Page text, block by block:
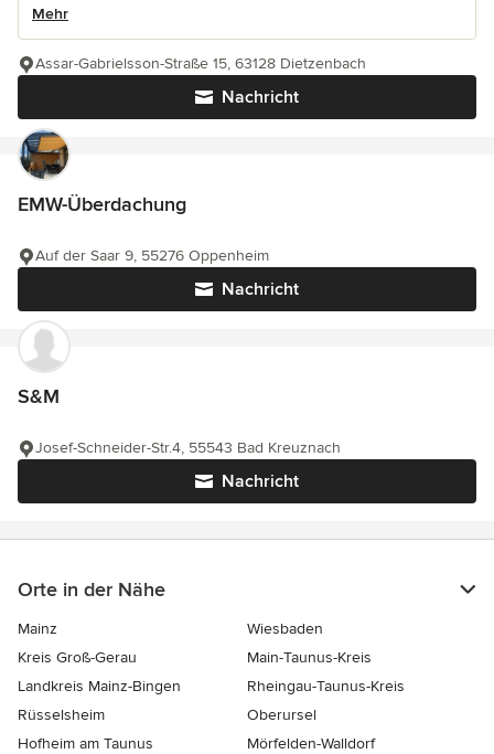
Mehr
Nachricht
Assar-Gabrielsson-Straße 15, 63128 Dietzenbach
EMW-Überdachung
Nachricht
Auf der Saar 9, 55276 Oppenheim
S&M
Nachricht
Josef-Schneider-Str.4, 55543 Bad Kreuznach
Orte in der Nähe
Mainz
Wiesbaden
Kreis Groß-Gerau
Main-Taunus-Kreis
Landkreis Mainz-Bingen
Rheingau-Taunus-Kreis
Rüsselsheim
Oberursel
Hofheim am Taunus
Mörfelden-Walldorf